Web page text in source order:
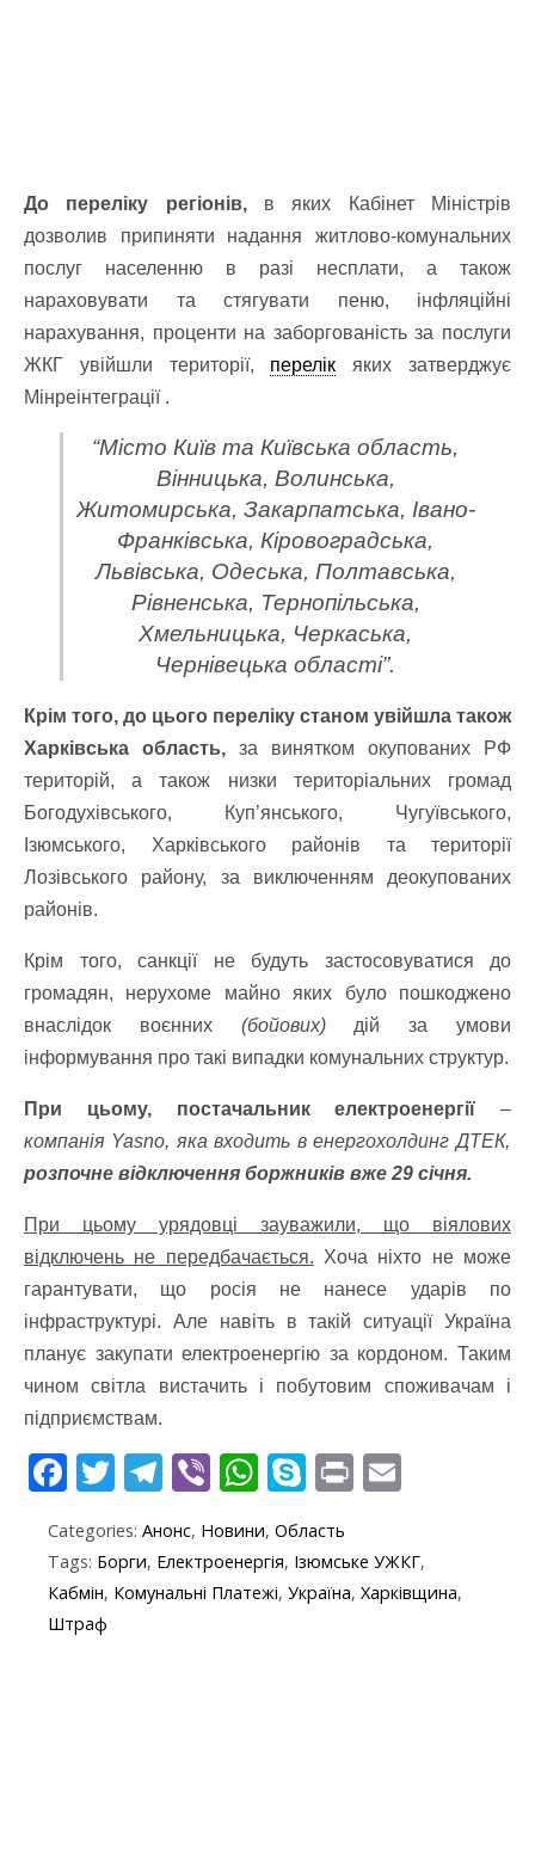
До переліку регіонів,в яких Кабінет Міністрів
дозволив припиняти надання житлово-комунальних
послуг населенню в разі несплати, а також
нараховувати та стягувати пеню, інфляційні
нарахування, проценти на заборгованість за послуги
ЖКГ увійшли території, перелік яких затверджує
Мінреінтеграції .
“Місто Київ та Київська область,
Вінницька, Волинська,
Житомирська, Закарпатська, Івано-
Франківська, Кіровоградська,
Львівська, Одеська, Полтавська,
Рівненська, Тернопільська,
Хмельницька, Черкаська,
Чернівецька області”.
Крім того, до цього переліку станом увійшла також
Харківська область, за винятком окупованих РФ
територій, а також низки територіальних громад
Богодухівського, Куп’янського, Чугуївського,
Ізюмського, Харківського районів та території
Лозівського району, за виключенням деокупованих
районів.
Крім того, санкції не будуть застосовуватися до
громадян, нерухоме майно яких було пошкоджено
внаслідок воєнних (бойових)дій за умови
інформування про такі випадки комунальних структур.
При цьому, постачальник електроенергії –
компанія Yasno, яка входить в енергохолдинг ДТЕК,
розпочне відключення боржників вже 29 січня.
При цьому урядовці зауважили, що віялових
відключень не передбачається. Хоча ніхто не може
гарантувати, що росія не нанесе ударів по
інфраструктурі. Але навіть в такій ситуації Україна
планує закупати електроенергію за кордоном. Таким
чином світла вистачить і побутовим споживачам і
підприємствам.
F
e
b
o
T
itt
er
T
e
gr
Vi
er
W
at
s
S
y
p
Pr
t ai
l
Categories: Анонс, Новини, Область
Tags: Борги, Електроенергія, Ізюмське УЖКГ,
Кабмін, Комунальні Платежі, Україна, Харківщина,
Штраф